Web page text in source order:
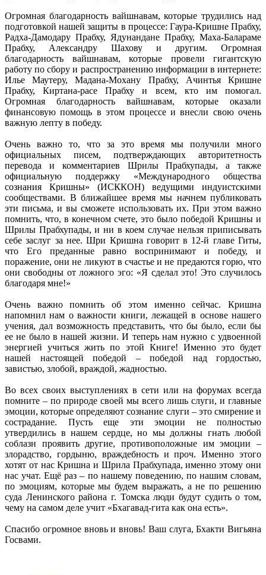
Огромная благодарность вайшнавам, которые трудились над
подготовкой нашей защиты в процессе: Гаура-Кришне Прабху,
Радха-Дамодару Прабху, Ядунандане Прабху, Маха-Балараме
Прабху, Александру Шахову и другим. Огромная
благодарность вайшнавам, которые провели гигантскую
работу по сбору и распространению информации в интернете:
Илье Маутеру, Мадана-Мохану Прабху, Ачинтья Кришне
Прабху, Киртана-расе Прабху и всем, кто им помогал.
Огромная благодарность вайшнавам, которые оказали
финансовую помощь в этом процессе и внесли свою очень
важную лепту в победу.
Очень важно то, что за это время мы получили много
официальных писем, подтверждающих авторитетность
перевода и комментариев Шрилы Прабхупады, а также
официальную поддержку «Международного общества
сознания Кришны» (ИСККОН) ведущими индуистскими
сообществами. В ближайшее время мы начнем публиковать
эти письма, и вы сможете использовать их. При этом важно
помнить, что, в конечном счете, это было победой Кришны и
Шрилы Прабхупады, и ни в коем случае нельзя приписывать
себе заслуг за нее. Шри Кришна говорит в 12-й главе Гиты,
что Его преданные равно воспринимают и победу, и
поражение, они не ликуют в счастье и не предаются горю, что
они свободны от ложного эго: «Я сделал это! Это случилось
благодаря мне!»
Очень важно помнить об этом именно сейчас. Кришна
напомнил нам о важности книги, лежащей в основе нашего
учения, дал возможность представить, что бы было, если бы
ее не было в нашей жизни. И теперь нам нужно с удвоенной
энергией учиться жить по этой Книге! Именно это будет
нашей настоящей победой – победой над гордостью,
завистью, злобой, враждой, жадностью.
Во всех своих выступлениях в сети или на форумах всегда
помните – по природе своей мы всего лишь слуги, и главные
эмоции, которые определяют сознание слуги – это смирение и
сострадание. Пусть еще эти эмоции не полностью
утвердились в нашем сердце, но мы должны гнать любой
соблазн проявить другие, противоположные им эмоции –
злорадство, гордыню, враждебность и проч. Именно этого
хотят от нас Кришна и Шрила Прабхупада, именно этому они
нас учат. Ещё раз – по нашему поведению, по нашим словам,
по эмоциям, которые мы будем выражать, а не по решению
суда Ленинского района г. Томска люди будут судить о том,
чему на самом деле учит «Бхагавад-гита как она есть».
Спасибо огромное вновь и вновь! Ваш слуга, Бхакти Вигьяна
Госвами.